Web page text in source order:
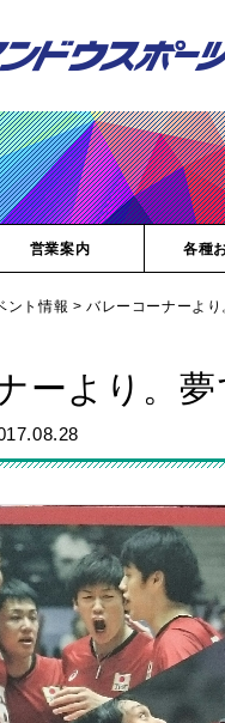
営業案内 各種
ント情報 > バレーコーナーよ
ーより。